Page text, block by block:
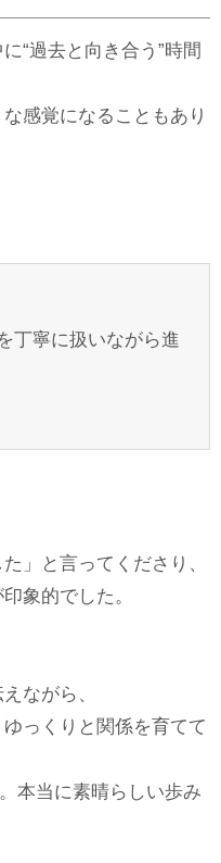
“過去と向き合う”時間
感覚になることもあり
丁寧に扱いながら進
」と言ってくださり、
象的でした。
ながら、
っくりと関係を育てて
本当に素晴らしい歩み